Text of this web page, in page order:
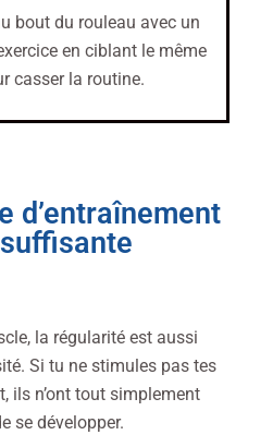
bout du rouleau avec un
en ciblant le même
casser la routine.
d’entraînement
la régularité est aussi
Si tu ne stimules pas tes
ils n’ont tout simplement
se développer.